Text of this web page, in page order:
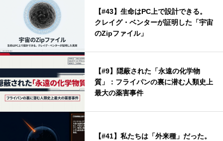
【#43】生命はPC上で設計できる。
クレイグ・ベンターが証明した「宇宙
のZipファイル」
【#9】隠蔽された「永遠の化学物
質」：フライパンの裏に潜む人類史上
最大の薬害事件
【#41】私たちは「外来種」だった。